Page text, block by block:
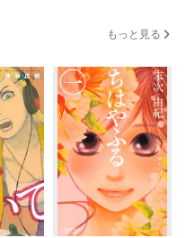
もっと見る